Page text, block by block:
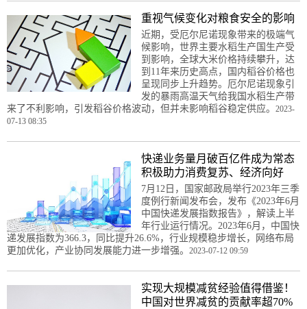
重视气候变化对粮食安全的影响
近期，受厄尔尼诺现象带来的极端气
候影响，世界主要水稻生产国生产受
到影响，全球大米价格持续攀升，达
到11年来历史高点，国内稻谷价格也
呈现同步上升趋势。厄尔尼诺现象引
发的暴雨高温天气给我国水稻生产带
来了不利影响，引发稻谷价格波动，但并未影响稻谷稳定供应。 2023-
07-13 08:35
快递业务量月破百亿件成为常态
积极助力消费复苏、经济向好
7月12日，国家邮政局举行2023年三季
度例行新闻发布会，发布《2023年6月
中国快递发展指数报告》，解读上半
年行业运行情况。2023年6月，中国快
递发展指数为366.3，同比提升26.6%，行业规模稳步增长，网络布局
更加优化，产业协同发展能力进一步增强。 2023-07-12 09:59
实现大规模减贫经验值得借鉴！
中国对世界减贫的贡献率超70%